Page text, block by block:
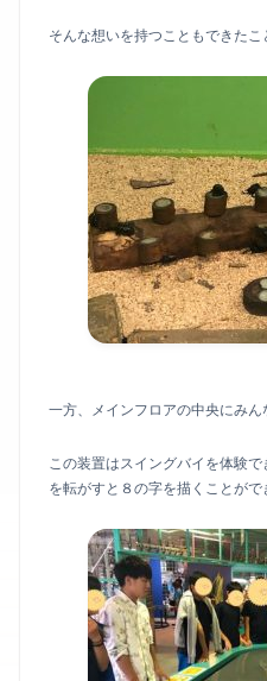
そんな想いを持つこともできたこ
一方、メインフロアの中央にみん
この装置はスイングバイを体験
を転がすと８の字を描くことがで